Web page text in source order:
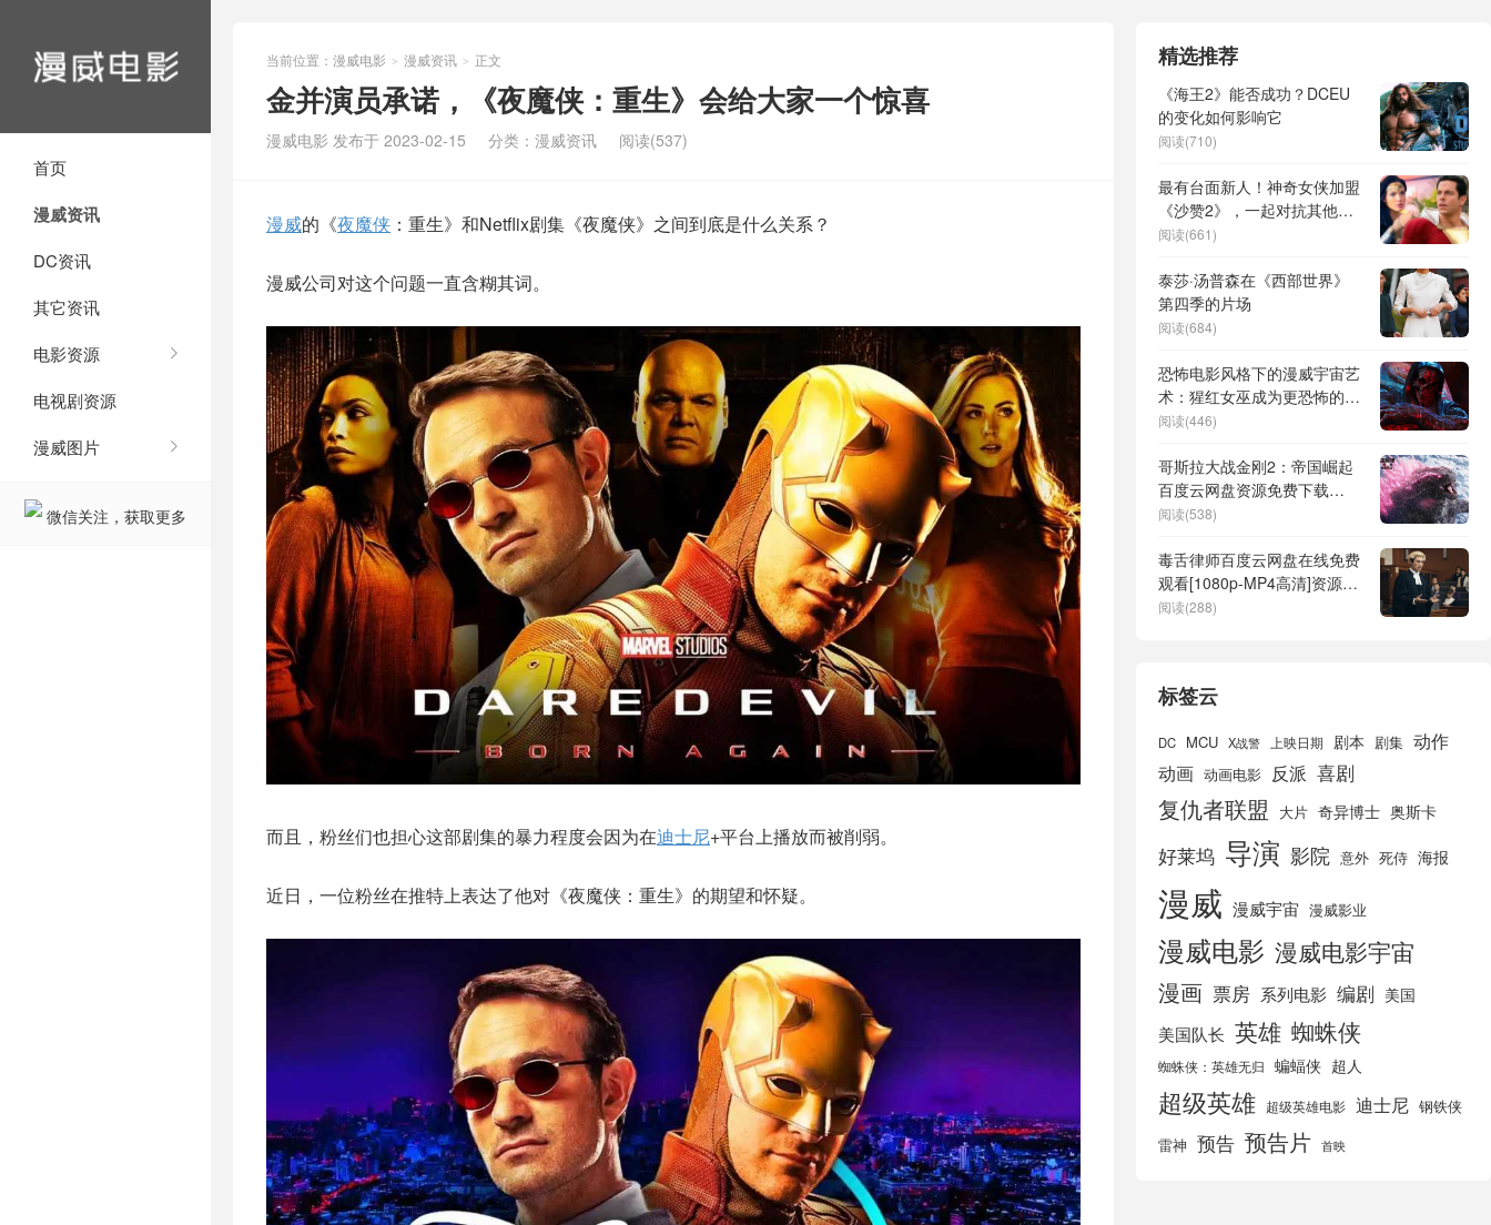
首页
漫威资讯
DC资讯
其它资讯
电影资源
电视剧资源
漫威图片
微信关注，获取更多
当前位置： 漫威电影 > 漫威资讯 > 正文
金并演员承诺，《夜魔侠：重生》会给大家一个惊喜
漫威电影 发布于 2023-02-15 分类： 漫威资讯 阅读(537)
漫威的《夜魔侠 ：重生》和Netflix剧集《夜魔侠》之间到底是什么关系？
漫威公司对这个问题一直含糊其词。
而且，粉丝们也担心这部剧集的暴力程度会因为在迪士尼+平台上播放而被削弱。
近日，一位粉丝在推特上表达了他对《夜魔侠：重生》的期望和怀疑。
精选推荐
《海王2》能否成功？DCEU
的变化如何影响它
阅读(710)
最有台面新人！神奇女侠加盟
《沙赞2》，一起对抗其他神
明
阅读(661)
泰莎·汤普森在《西部世界》
第四季的片场
阅读(684)
恐怖电影风格下的漫威宇宙艺
术：猩红女巫成为更恐怖的反
派角色
阅读(446)
哥斯拉大战金刚2：帝国崛起
百度云网盘资源免费下载
「HD1280P/3.2G-MP4」阿
阅读(538)
毒舌律师百度云网盘在线免费
观看[1080p-MP4高清]资源下
载
阅读(288)
标签云
DC MCU X战警 上映日期 剧本 剧集 动作
动画 动画电影 反派 喜剧
复仇者联盟 大片 奇异博士 奥斯卡
好莱坞 导演 影院 意外 死侍 海报
漫威 漫威宇宙 漫威影业
漫威电影 漫威电影宇宙
漫画 票房 系列电影 编剧 美国
美国队长 英雄 蜘蛛侠
蜘蛛侠：英雄无归 蝙蝠侠 超人
超级英雄 超级英雄电影 迪士尼 钢铁侠
雷神 预告 预告片 首映